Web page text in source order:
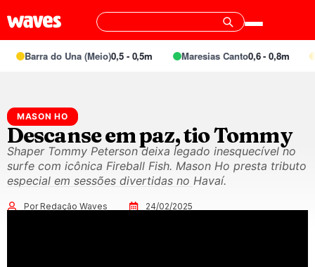
Barra do Una (Meio)0,5 - 0,5m Maresias Canto0,6 - 0,8m
MASON HO
Descanse em paz, tio Tommy
Shaper Tommy Peterson deixa legado inesquecível no
surfe com icônica Fireball Fish. Mason Ho presta tributo
especial em sessões divertidas no Havaí.
Por Redação Waves 24/02/2025